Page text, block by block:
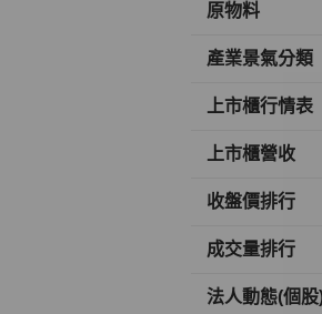
原物料
產業景氣分類
上市櫃行情表
上市櫃營收
收盤價排行
成交量排行
法人動態(個股